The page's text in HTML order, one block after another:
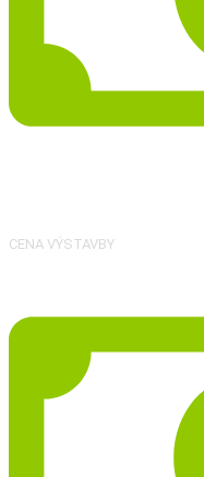
CENA VÝSTAVBY